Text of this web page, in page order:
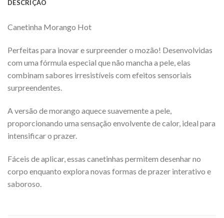
DESCRIÇÃO
Canetinha Morango Hot
Perfeitas para inovar e surpreender o mozão! Desenvolvidas
com uma fórmula especial que não mancha a pele, elas
combinam sabores irresistíveis com efeitos sensoriais
surpreendentes.
A versão de morango aquece suavemente a pele,
proporcionando uma sensação envolvente de calor, ideal para
intensificar o prazer.
Fáceis de aplicar, essas canetinhas permitem desenhar no
corpo enquanto explora novas formas de prazer interativo e
saboroso.